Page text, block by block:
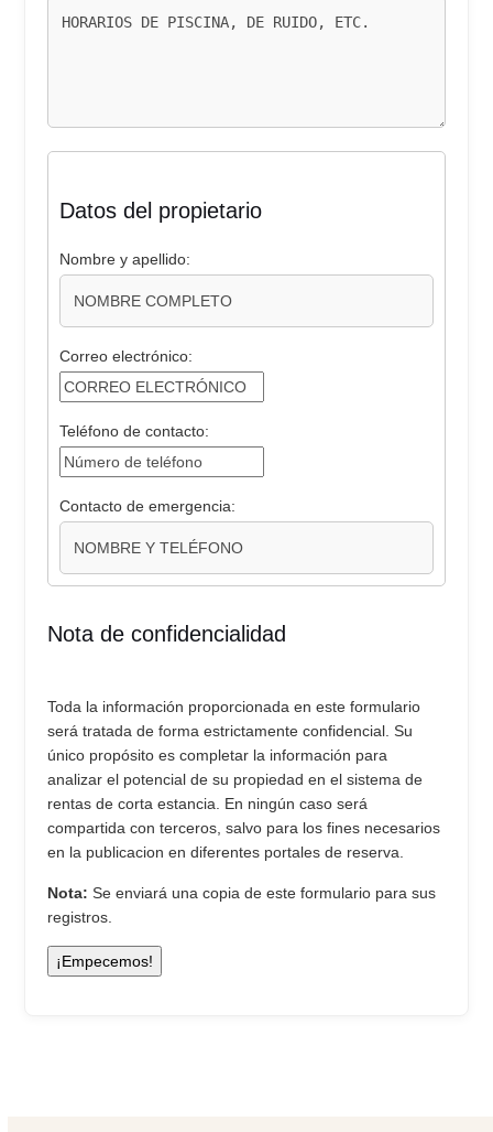
Datos del propietario
Nombre y apellido:
Correo electrónico:
Teléfono de contacto:
Contacto de emergencia:
Nota de confidencialidad
Toda la información proporcionada en este formulario
será tratada de forma estrictamente confidencial. Su
único propósito es completar la información para
analizar el potencial de su propiedad en el sistema de
rentas de corta estancia. En ningún caso será
compartida con terceros, salvo para los fines necesarios
en la publicacion en diferentes portales de reserva.
Nota: Se enviará una copia de este formulario para sus
registros.
¡Empecemos!